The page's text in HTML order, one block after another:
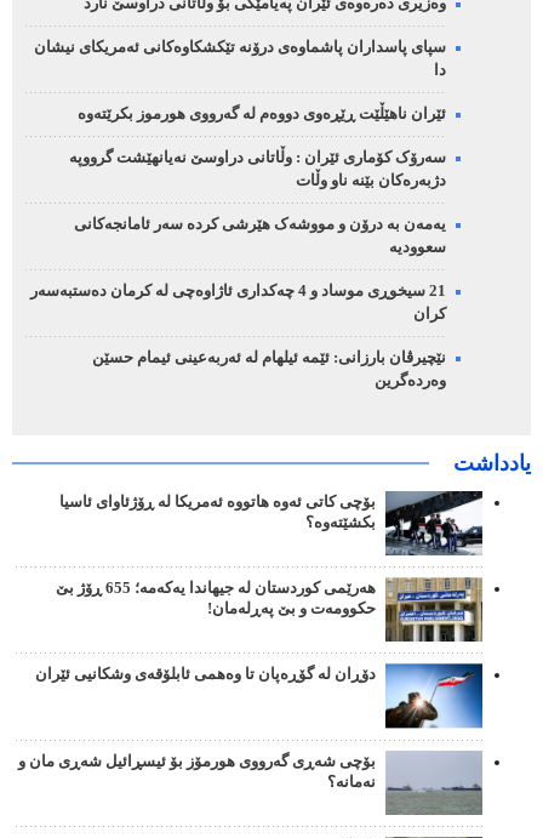
سپای پاسداران پاشماوەی درۆنە تێکشکاوەکانی ئەمریکای نیشان
دا
ئێران ناهێڵێت ڕێڕەوی دووەم لە گەرووی هورموز بکرێتەوە
سەرۆک کۆماری ئێران : وڵاتانی دراوسێ نەیانهێشت گرووپە
دژبەرەکان بێنە ناو وڵات
یەمەن بە درۆن و مووشەک هێرشی کردە سەر ئامانجەکانی
سعوودیە
21 سیخوڕی موساد و 4 چەکداری ئاژاوەچی لە کرمان دەستبەسەر
کران
نێچیرڤان بارزانی: ئێمە ئیلهام لە ئەربەعینی ئیمام حسێن
وەردەگرین
یادداشت
بۆچی کاتی ئەوە هاتووە ئەمریکا لە ڕۆژئاوای ئاسیا
بکشێتەوە؟
هەرێمی کوردستان لە جیهاندا یەکەمە؛ 655 ڕۆژ بێ
حکوومەت و بێ پەڕلەمان!
دۆڕان لە گۆڕەپان تا وەهمی ئابلۆقەی وشکانیی ئێران
بۆچی شەڕی گەرووی هورمۆز بۆ ئیسڕائیل شەڕی مان و
نەمانە؟